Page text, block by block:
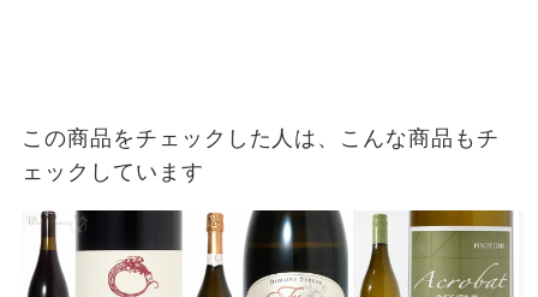
この商品をチェックした人は、こんな商品もチ
ェックしています